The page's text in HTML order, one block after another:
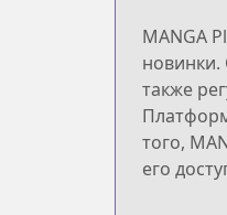
MANGA
новинки.
также
того,
его